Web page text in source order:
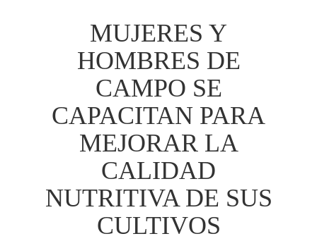
MUJERES Y
HOMBRES DE
CAMPO SE
CAPACITAN PARA
MEJORAR LA
CALIDAD
NUTRITIVA DE SUS
CULTIVOS